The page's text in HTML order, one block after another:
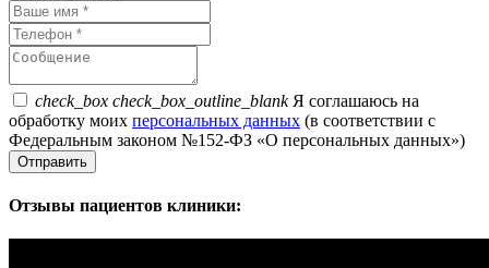
check_box check_box_outline_blankЯ соглашаюсь на
обработку моих персональных данных (в соответствии с
Федеральным законом №152-ФЗ «О персональных данных»)
Отзывы пациентов клиники: